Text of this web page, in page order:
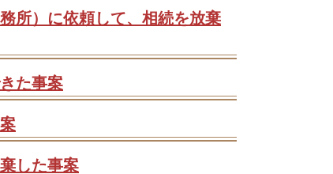
所）に依頼して、相続を放棄
た事案
した事案